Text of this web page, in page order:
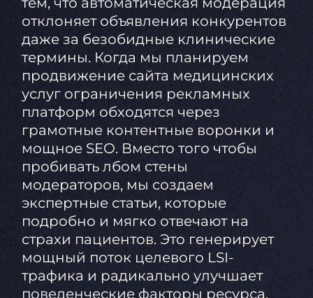
отклоняет объявления конкурентов
даже за безобидные клинические
термины. Когда мы планируем
продвижение сайта медицинских
услуг ограничения рекламных
платформ обходятся через
грамотные контентные воронки и
мощное SEO. Вместо того чтобы
пробивать лбом стены
модераторов, мы создаем
экспертные статьи, которые
подробно и мягко отвечают на
страхи пациентов. Это генерирует
мощный поток целевого LSI-
трафика и радикально улучшает
поведенческие факторы ресурса.